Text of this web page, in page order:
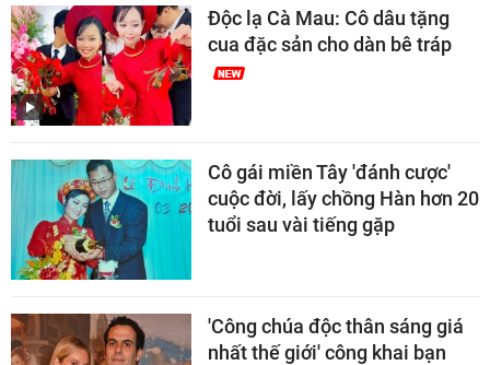
Độc lạ Cà Mau: Cô dâu tặng
cua đặc sản cho dàn bê tráp
Cô gái miền Tây 'đánh cược'
cuộc đời, lấy chồng Hàn hơn 20
tuổi sau vài tiếng gặp
'Công chúa độc thân sáng giá
nhất thế giới' công khai bạn